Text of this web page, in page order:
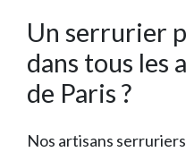
Un serrurier
dans tous les
de Paris ?
Nos artisans